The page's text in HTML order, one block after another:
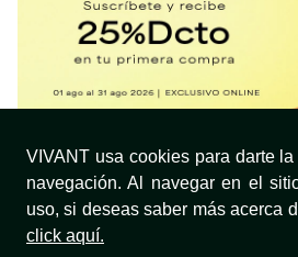
VIVANT usa cookies para darte
navegación. Al navegar en el
uso, si deseas saber más acerca
click aquí.